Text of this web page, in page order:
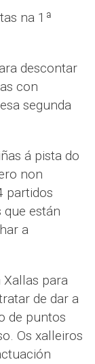
na 1ª
descontar
con
segunda
á pista do
non
partidos
están
a
Xallas para
de dar a
de puntos
Os xalleiros